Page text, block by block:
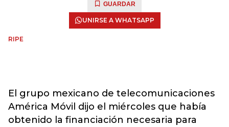
GUARDAR
UNIRSE A WHATSAPP
RIPE
El grupo mexicano de telecomunicaciones
América Móvil dijo el miércoles que había
obtenido la financiación necesaria para